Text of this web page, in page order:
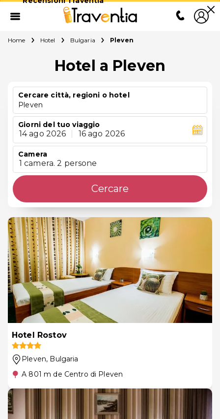
Home Hotel Bulgaria Pleven
Hotel a Pleven
Cercare città, regioni o hotel
Pleven
Giorni del tuo viaggio
14 ago 2026 16 ago 2026
Camera
1 camera. 2 persone
Cercare
Hotel Rostov
Pleven, Bulgaria
A 801 m de Centro di Pleven